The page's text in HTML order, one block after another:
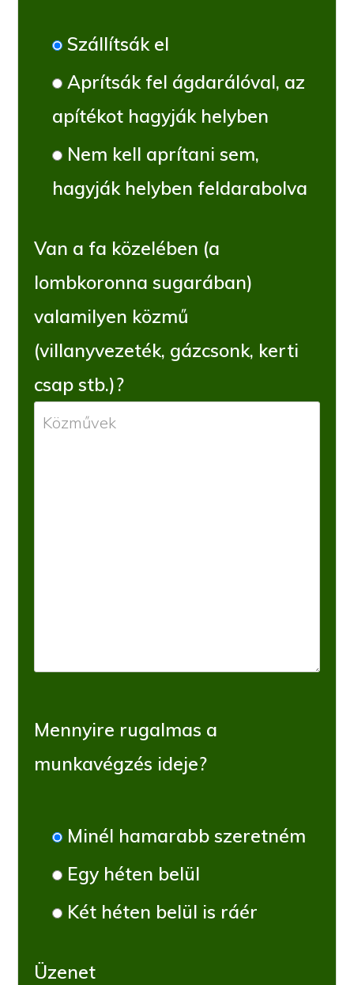
Szállítsák el
Aprítsák fel ágdarálóval, az
apítékot hagyják helyben
Nem kell aprítani sem,
hagyják helyben feldarabolva
Van a fa közelében (a
lombkoronna sugarában)
valamilyen közmű
(villanyvezeték, gázcsonk, kerti
csap stb.)?
Mennyire rugalmas a
munkavégzés ideje?
Minél hamarabb szeretném
Egy héten belül
Két héten belül is ráér
Üzenet